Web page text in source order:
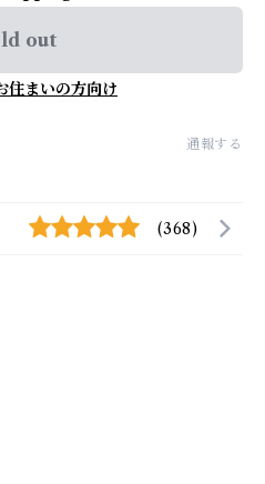
out
住まいの方向け
通報する
(368)